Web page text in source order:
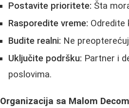
Postavite prioritete: Šta
Rasporedite vreme: Odredite
Budite realni: Ne
Uključite podršku: Partner i
poslovima.
Organizacija sa Malom Decom